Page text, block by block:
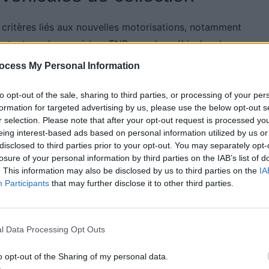
My Personal Information
opt-out of the sale, sharing to third parties, or processing of your
for targeted advertising by us, please use the below opt-out
selection. Please note that after your opt-out request is processed
interest-based ads based on personal information utilized by us
to third parties prior to your opt-out. You may separately
of your personal information by third parties on the IAB’s list of
This information may also be disclosed by us to third parties on the
Participants that may further disclose it to other third parties.
Data Processing Opt Outs
opt-out of the Sharing of my personal data.
liés aux nouvelles motorisations, notamment
pas la procédure TNR pour les véhicules de
particulière. Ces véhicules sont généralement
d’origine, et leur intérêt historique.
que le véhicule possède une carte grise
Les experts peuvent, au cas par cas, décider
TNR, même si sa carte grise est classique. En
comme de collection et pourtant rester
elle vraiment être